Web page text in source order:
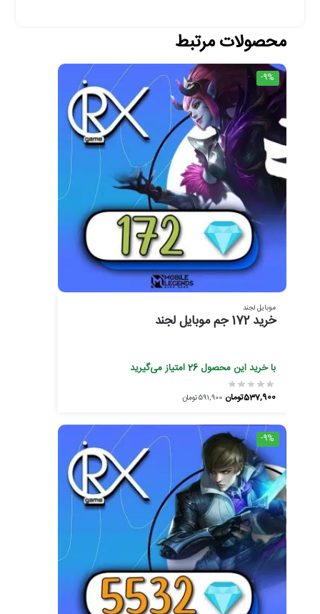
محصولات مرتبط
-9%
موبایل لجند
خرید 172 جم موبایل لجند
با خرید این محصول26امتیاز می‌گیرید
591,900تومان 537,900تومان
-9%